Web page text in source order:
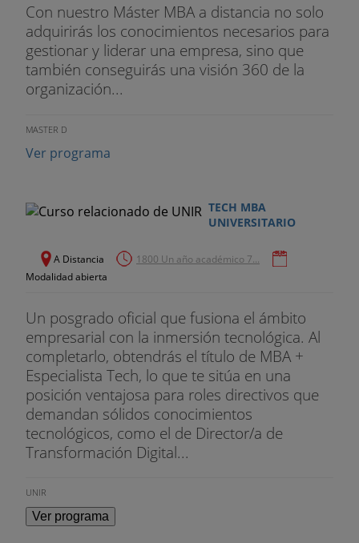
• Design Thinking: Innovación en función del
cliente.
• Caso de estudio.
• Ventajas fiscales y subvenciones para I D i
talento.
Gestión de la Calidad y la Innovación
• Técnicas para mejorar la calidad de nuevos
productos
• Norma ISO 9001: Gestión de la Calidad.
Sistemas de gestión de la Innovación
• Serie de Normas UNE 166.000
• Requisitos de un proyecto I D i
• Sistema de gestión de I D i,
Con nuestro Máster MBA a distancia no solo
adquirirás los conocimientos necesarios para
gestionar y liderar una empresa, sino que
también conseguirás una visión 360 de la
organización...
MASTER D
Ver programa
TECH MBA
UNIVERSITARIO
A Distancia
1800 Un año académico 7...
Modalidad abierta
Un posgrado oficial que fusiona el ámbito
empresarial con la inmersión tecnológica. Al
completarlo, obtendrás el título de MBA +
Especialista Tech, lo que te sitúa en una
posición ventajosa para roles directivos que
demandan sólidos conocimientos
tecnológicos, como el de Director/a de
Transformación Digital...
UNIR
Ver programa